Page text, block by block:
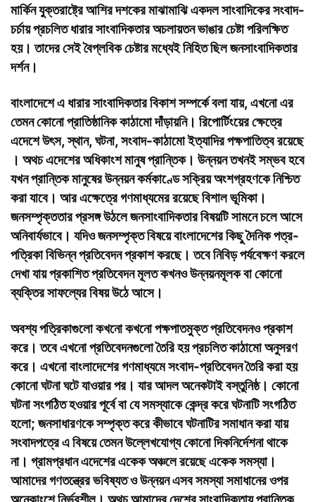
মার্কিন যুক্তরাষ্ট্রে আশির দশকের মাঝামাঝি একদল সাংবাদিকের সংবাদ-
চর্চায় প্রচলিত ধারার সাংবাদিকতার অচলায়তন ভাঙার চেষ্টা পরিলক্ষিত
হয়। তাদের সেই বৈপ্লবিক চেষ্টার মধ্যেই নিহিত ছিল জনসাংবাদিকতার
দর্শন।
বাংলাদেশে এ ধারার সাংবাদিকতার বিকাশ সম্পর্কে বলা যায়, এখনো এর
তেমন কোনো প্রাতিষ্ঠানিক কাঠামো দাঁড়ায়নি। রিপোর্টিংয়ের ক্ষেত্রে
এদেশে উৎস, স্থান, ঘটনা, সংবাদ-কাঠামো ইত্যাদির পক্ষপাতিত্ব রয়েছে
। অথচ এদেশের অধিকাংশ মানুষ প্রান্তিক। উন্নয়ন তখনই সম্ভব হবে
যখন প্রান্তিক মানুষের উন্নয়ন কর্মকাণ্ডে সক্রিয় অংশগ্রহণকে নিশ্চিত
করা যাবে। আর এক্ষেত্রে গণমাধ্যমের রয়েছে বিশাল ভূমিকা।
জনসম্পৃক্ততার প্রসঙ্গ উঠলে জনসাংবাদিকতার বিষয়টি সামনে চলে আসে
অনিবার্যভাবে। যদিও জনসম্পৃক্ত বিষয়ে বাংলাদেশের কিছু দৈনিক পত্র-
পত্রিকা বিভিন্ন প্রতিবেদন প্রকাশ করছে। তবে নিবিড় পর্যবেক্ষণ করলে
দেখা যায় প্রকাশিত প্রতিবেদন মূলত কখনও উন্নয়নমূলক বা কোনো
ব্যক্তির সাফল্যের বিষয় উঠে আসে।
অবশ্য পত্রিকাগুলো কখনো কখনো পক্ষপাতমুক্ত প্রতিবেদনও প্রকাশ
করে। তবে এখনো প্রতিবেদনগুলো তৈরি হয় প্রচলিত কাঠামো অনুসরণ
করে। এখনো বাংলাদেশের গণমাধ্যমে সংবাদ-প্রতিবেদন তৈরি করা হয়
কোনো ঘটনা ঘটে যাওয়ার পর। যার আদল অনেকটাই বস্তুনিষ্ঠ। কোনো
ঘটনা সংগঠিত হওয়ার পূর্বে বা যে সমস্যাকে কেন্দ্র করে ঘটনাটি সংগঠিত
হলো; জনসাধারণকে সম্পৃক্ত করে কীভাবে ঘটনাটির সমাধান করা যায়
সংবাদপত্রে এ বিষয়ে তেমন উল্লেখযোগ্য কোনো দিকনির্দেশনা থাকে
না। গ্রামপ্রধান এদেশের একেক অঞ্চলে রয়েছে একেক সমস্যা।
আমাদের গণতন্ত্রের ভবিষ্যত ও উন্নয়ন এসব সমস্যা সমাধানের ওপর